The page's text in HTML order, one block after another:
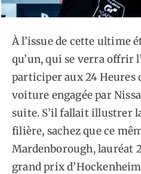
À l’issue de cette ultime
qu’un, qui se verra offrir
participer aux 24 Heures
voiture engagée par
suite. S’il fallait illustrer
filière, sachez que ce
Mardenborough, lauréat
grand prix d’Hockenheim